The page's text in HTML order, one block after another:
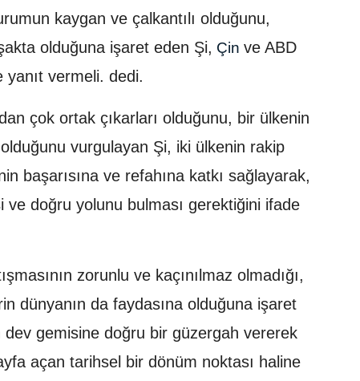
kaygan ve çalkantılı olduğunu,
olduğuna işaret eden Şi, Çin ve ABD
yanıt vermeli. dedi.
çok ortak çıkarları olduğunu, bir ülkenin
olduğunu vurgulayan Şi, iki ülkenin rakip
başarısına ve refahına katkı sağlayarak,
ve doğru yolunu bulması gerektiğini ifade
zorunlu ve kaçınılmaz olmadığı,
dünyanın da faydasına olduğuna işaret
gemisine doğru bir güzergah vererek
açan tarihsel bir dönüm noktası haline